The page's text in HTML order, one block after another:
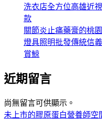
洗衣店全方位高雄近
款
關節炎止痛藥膏的桃
燈具照明批發傳統信
賞鯨
近期留言
尚無留言可供顯示。
未上市的膠原蛋白營養師空